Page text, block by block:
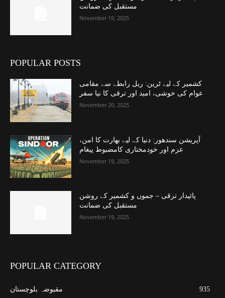
مستقبل کی ضمانت
November 19, 2025
POPULAR POSTS
کشمیر کے لیے ٹرین: ریل رابطے سے مقامی
عوام کی خوشی، امید اور ترقی کا نیا سفر
November 20, 2025
آپریشن سندھور: دنیا کے لیے بھارت کا امن،
عزم اور خودمختاری کامضبوط پیغام
November 19, 2025
پائیدار ترقی – جموں و کشمیر کے روشن
مستقبل کی ضمانت
November 19, 2025
POPULAR CATEGORY
مقبوضہ بلوچستان
935